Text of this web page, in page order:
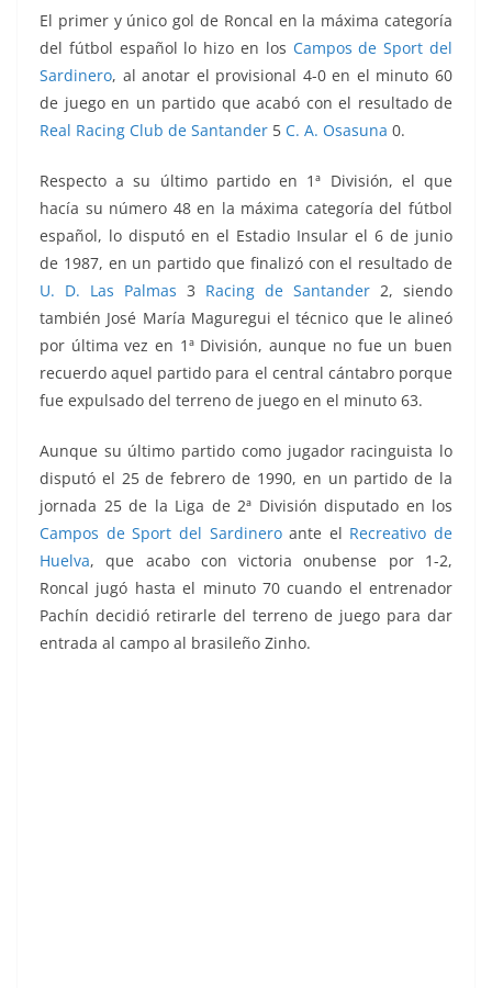
El primer y único gol de Roncal en la máxima categoría
del fútbol español lo hizo en los Campos de Sport del
Sardinero, al anotar el provisional 4-0 en el minuto 60
de juego en un partido que acabó con el resultado de
Real Racing Club de Santander 5 C. A. Osasuna 0.
Respecto a su último partido en 1ª División, el que
hacía su número 48 en la máxima categoría del fútbol
español, lo disputó en el Estadio Insular el 6 de junio
de 1987, en un partido que finalizó con el resultado de
U. D. Las Palmas 3 Racing de Santander 2, siendo
también José María Maguregui el técnico que le alineó
por última vez en 1ª División, aunque no fue un buen
recuerdo aquel partido para el central cántabro porque
fue expulsado del terreno de juego en el minuto 63.
Aunque su último partido como jugador racinguista lo
disputó el 25 de febrero de 1990, en un partido de la
jornada 25 de la Liga de 2ª División disputado en los
Campos de Sport del Sardineroante el Recreativo de
Huelva, que acabo con victoria onubense por 1-2,
Roncal jugó hasta el minuto 70 cuando el entrenador
Pachín decidió retirarle del terreno de juego para dar
entrada al campo al brasileño Zinho.